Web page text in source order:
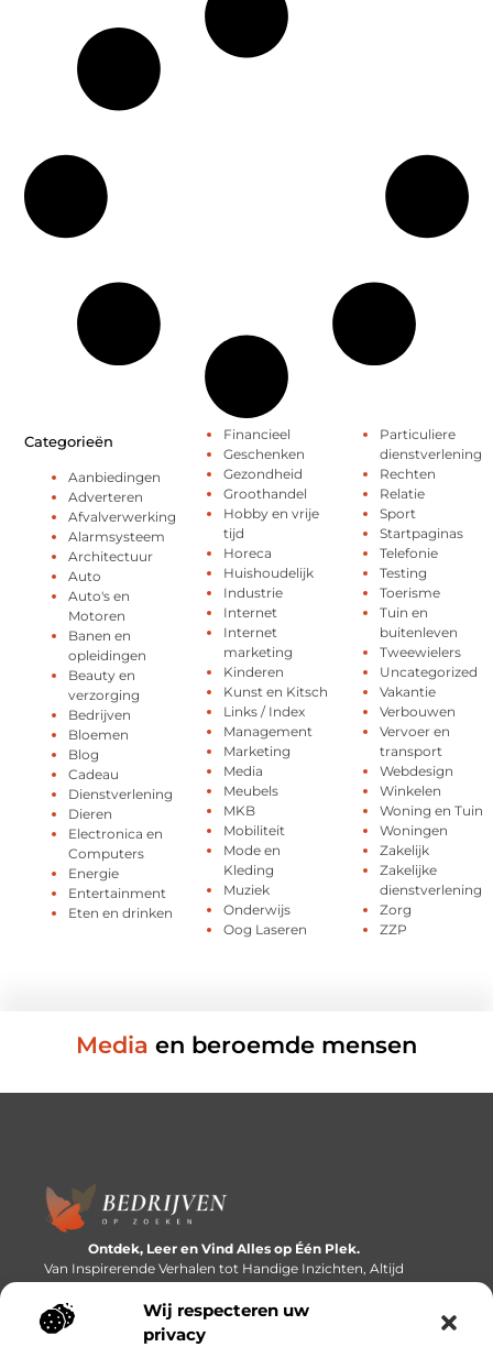
Wij respecteren uw
privacy
Categorieën
Aanbiedingen
Adverteren
Afvalverwerking
Alarmsysteem
Architectuur
Auto
Auto's en
Motoren
Banen en
opleidingen
Beauty en
verzorging
Bedrijven
Bloemen
Blog
Cadeau
Dienstverlening
Dieren
Electronica en
Computers
Energie
Entertainment
Eten en drinken
Financieel
Geschenken
Gezondheid
Groothandel
Hobby en vrije
tijd
Horeca
Huishoudelijk
Industrie
Internet
Internet
marketing
Kinderen
Kunst en Kitsch
Links / Index
Management
Marketing
Media
Meubels
MKB
Mobiliteit
Mode en
Kleding
Muziek
Onderwijs
Oog Laseren
Particuliere
dienstverlening
Rechten
Relatie
Sport
Startpaginas
Telefonie
Testing
Toerisme
Tuin en
buitenleven
Tweewielers
Uncategorized
Vakantie
Verbouwen
Vervoer en
transport
Webdesign
Winkelen
Woning en Tuin
Woningen
Zakelijk
Zakelijke
dienstverlening
Zorg
ZZP
Media en beroemde mensen
Ontdek, Leer en Vind Alles op Één Plek.
Van Inspirerende Verhalen tot Handige Inzichten, Altijd
Binnen Handbereik.
Bericht categorie